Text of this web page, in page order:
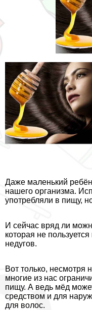
Даже маленький
нашего организма.
употрeбляли в пищу,
И сейчас вряд ли
которая не
недугов.
Вот только, несмотря
многие из нас
пищу. А ведь мёд
средством и для
для волос.